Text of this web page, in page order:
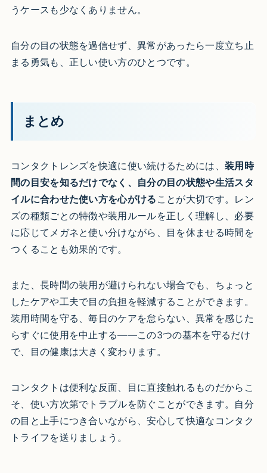
うケースも少なくありません。
自分の目の状態を過信せず、異常があったら一度立ち止
まる勇気も、正しい使い方のひとつです。
まとめ
コンタクトレンズを快適に使い続けるためには、装用時
間の目安を知るだけでなく、自分の目の状態や生活スタ
イルに合わせた使い方を心がける ことが大切です。レン
ズの種類ごとの特徴や装用ルールを正しく理解し、必要
に応じてメガネと使い分けながら、目を休ませる時間を
つくることも効果的です。
また、長時間の装用が避けられない場合でも、ちょっと
したケアや工夫で目の負担を軽減することができます。
装用時間を守る、毎日のケアを怠らない、異常を感じた
らすぐに使用を中止する——この3つの基本を守るだけ
で、目の健康は大きく変わります。
コンタクトは便利な反面、目に直接触れるものだからこ
そ、使い方次第でトラブルを防ぐことができます。自分
の目と上手につき合いながら、安心して快適なコンタク
トライフを送りましょう。